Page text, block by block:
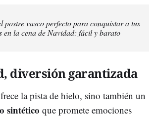
postre vasco perfecto para conquistar a tus
en la cena de Navidad: fácil y barato
diversión garantizada
la pista de hielo, sino también un
sintético que promete emociones